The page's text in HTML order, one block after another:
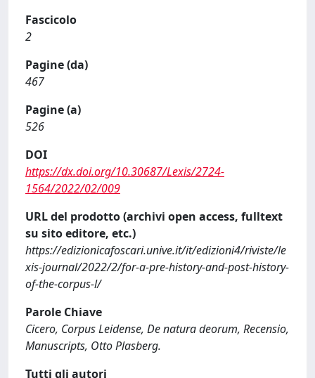
Fascicolo
2
Pagine (da)
467
Pagine (a)
526
DOI
https://dx.doi.org/10.30687/Lexis/2724-
1564/2022/02/009
URL del prodotto (archivi open access, fulltext
su sito editore, etc.)
https://edizionicafoscari.unive.it/it/edizioni4/riviste/le
xis-journal/2022/2/for-a-pre-history-and-post-history-
of-the-corpus-l/
Parole Chiave
Cicero, Corpus Leidense, De natura deorum, Recensio,
Manuscripts, Otto Plasberg.
Tutti gli autori